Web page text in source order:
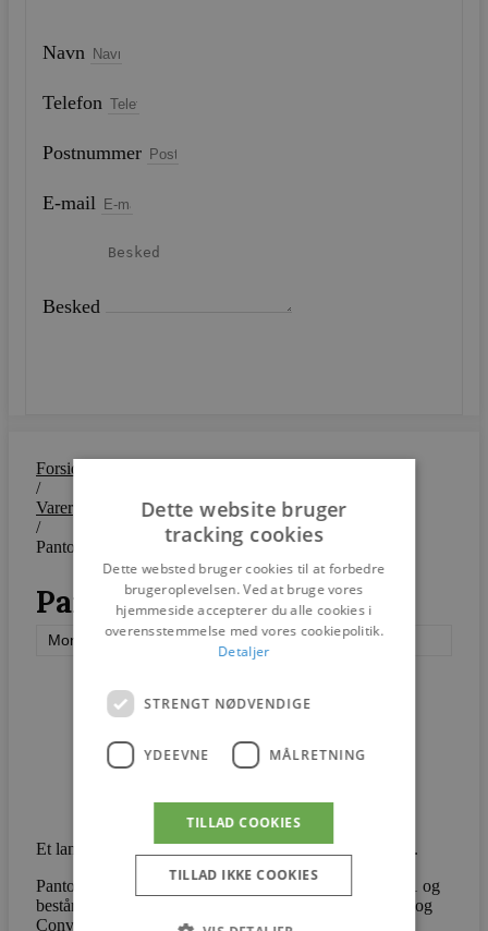
Navn
Telefon
Postnummer
E-mail
Besked
Forside
/
Varer
/
Pantonova
Pantonova
Montana
Et landskab af loungemøbler designet af Verner Panton.
Pantonova systemet er designet af Verner Panton i 1971 og
består af tre forskellige siddemoduler: Linear, Concave og
Convex. De skulpturelle stole kan bruges alene som et
Dette website bruger
tracking cookies
Dette websted bruger cookies til at forbedre
brugeroplevelsen. Ved at bruge vores
hjemmeside accepterer du alle cookies i
overensstemmelse med vores cookiepolitik.
Detaljer
STRENGT NØDVENDIGE
YDEEVNE MÅLRETNING
TILLAD COOKIES
TILLAD IKKE COOKIES